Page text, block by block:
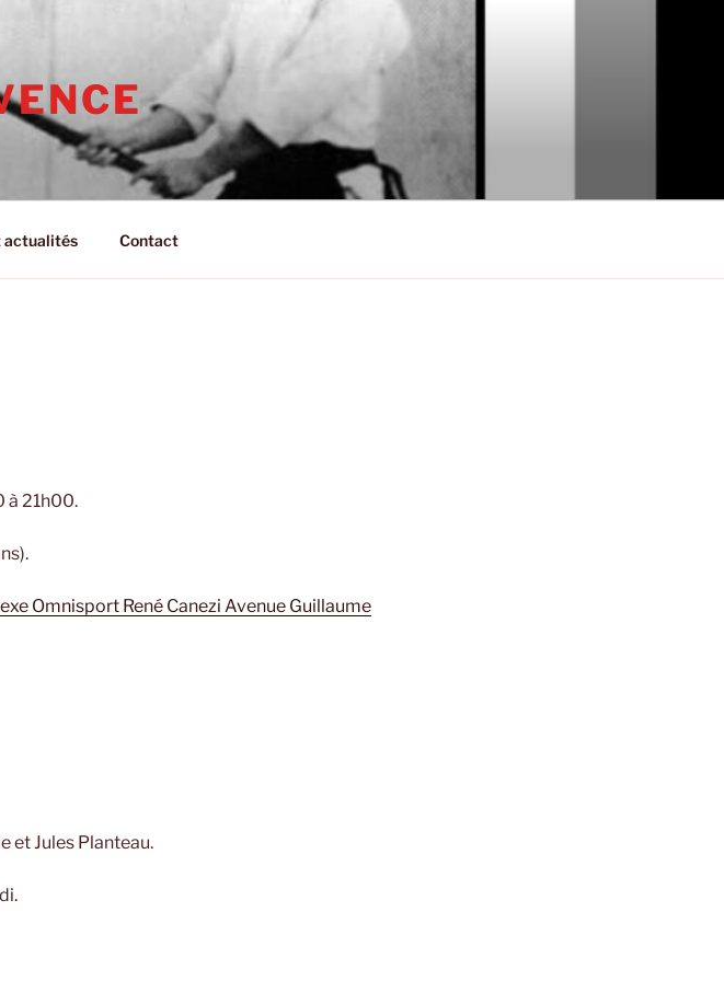
actualités Contact
à 21h00.
Omnisport René Canezi Avenue Guillaume
et Jules Planteau.